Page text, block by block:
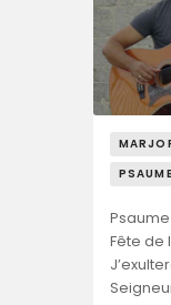
Fête de